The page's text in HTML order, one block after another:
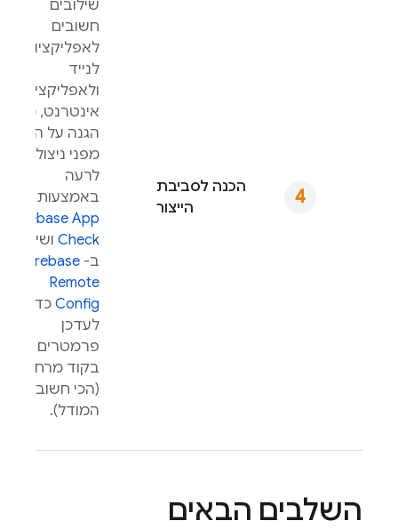
הכנה לסביבת
הייצור
שילובים
חשובים
לאפליקציות
לנייד
ולאפליקציות
אינטרנט, כמו
מפני ניצול
לרעה
באמצעות
Firebase App
Check ושימוש
ב- Firebase
Remote
Config כדי
לעדכן
פרמטרים
בקוד מרחוק
(הכי חשוב: שם
המודל).
השלבים הבאים